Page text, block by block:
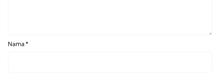
Nama *